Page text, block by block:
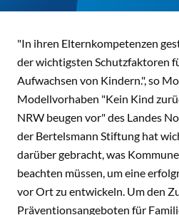
"In ihren Elternkompetenzen
der wichtigsten Schutzfaktoren
Aufwachsen von Kindern.", so
Modellvorhaben "Kein Kind
NRW beugen vor" des Landes
der Bertelsmann Stiftung hat
darüber gebracht, was
beachten müssen, um eine
vor Ort zu entwickeln. Um den
Präventionsangeboten für